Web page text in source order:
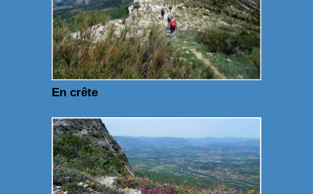
En crête